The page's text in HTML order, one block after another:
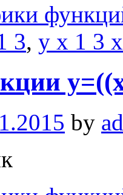
3, y x 1 3 x
by